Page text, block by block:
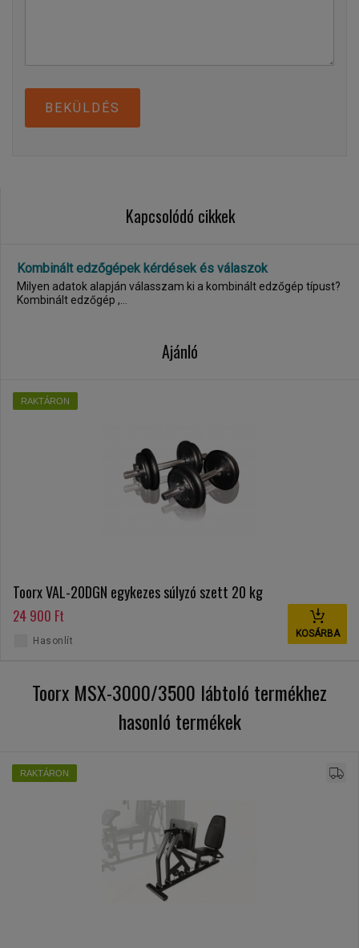
BEKÜLDÉS
Kapcsolódó cikkek
Kombinált edzőgépek kérdések és válaszok
Milyen adatok alapján válasszam ki a kombinált edzőgép típust?
Kombinált edzőgép ,...
Ajánló
RAKTÁRON
Toorx VAL-20DGN egykezes súlyzó szett 20 kg
24 900 Ft
KOSÁRBA
Hasonlít
Toorx MSX-3000/3500 lábtoló termékhez
hasonló termékek
RAKTÁRON